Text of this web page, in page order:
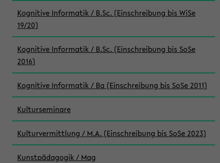
Kognitive Informatik / B.Sc. (Einschreibung bis WiSe
19/20)
Kognitive Informatik / B.Sc. (Einschreibung bis SoSe
2016)
Kognitive Informatik / Ba (Einschreibung bis SoSe 2011)
Kulturseminare
Kulturvermittlung / M.A. (Einschreibung bis SoSe 2023)
Kunstpädagogik / Mag